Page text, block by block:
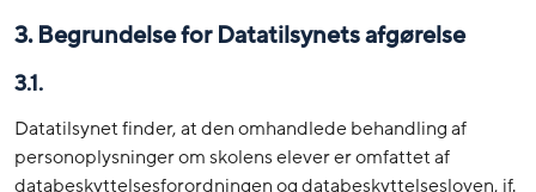
3. Begrundelse for Datatilsynets afgørelse
3.1.
Datatilsynet finder, at den omhandlede behandling af
personoplysninger om skolens elever er omfattet af
databeskyttelsesforordningen og databeskyttelsesloven, jf.